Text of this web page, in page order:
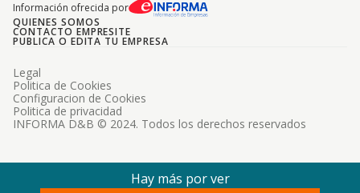
Información ofrecida por
QUIENES SOMOS
CONTACTO EMPRESITE
PUBLICA O EDITA TU EMPRESA
INFORMA D&B © 2024. Todos los derechos reservados
Legal
Politica de Cookies
Configuracion de Cookies
Politica de privacidad
Hay más por ver